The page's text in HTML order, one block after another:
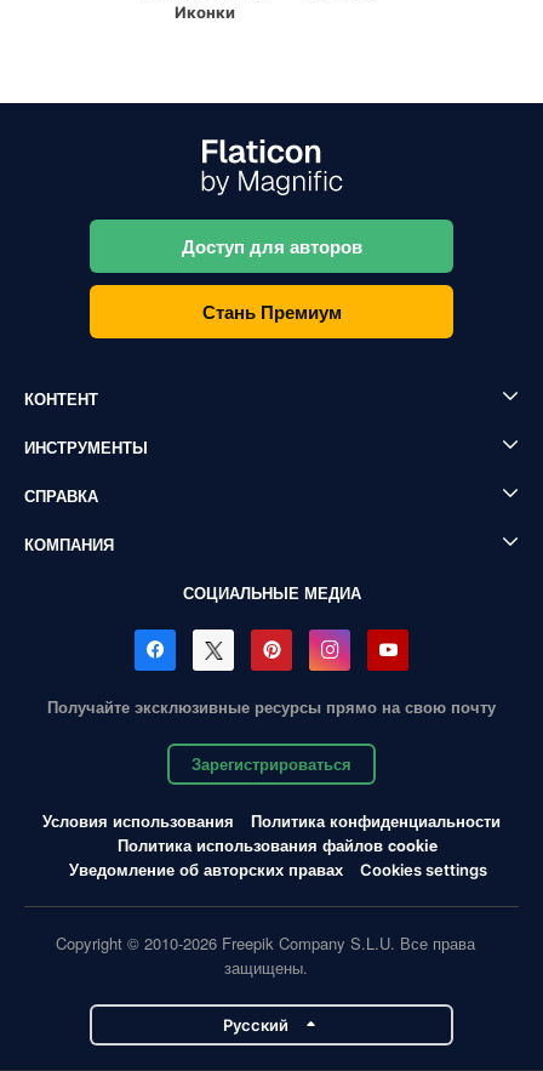
Иконки
Доступ для авторов
Стань Премиум
КОНТЕНТ
ИНСТРУМЕНТЫ
СПРАВКА
КОМПАНИЯ
СОЦИАЛЬНЫЕ МЕДИА
Получайте эксклюзивные ресурсы прямо на свою почту
Зарегистрироваться
Условия использования
Политика конфиденциальности
Политика использования файлов cookie
Уведомление об авторских правах
Cookies settings
Copyright © 2010-2026 Freepik Company S.L.U. Все права
защищены.
Pусский